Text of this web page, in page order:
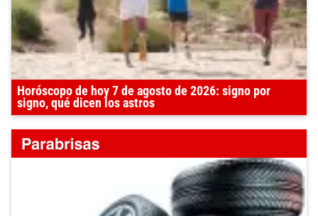
Horóscopo de hoy 7 de agosto de 2026: signo por
signo, qué dicen los astros